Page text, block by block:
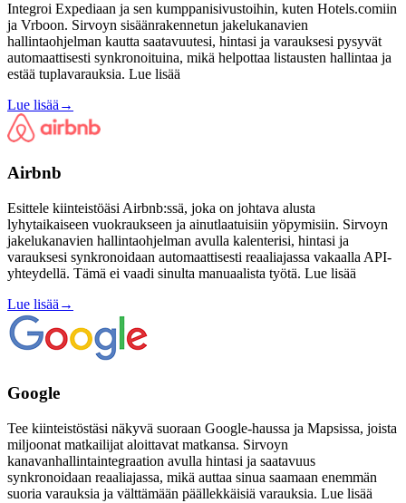
Integroi Expediaan ja sen kumppanisivustoihin, kuten Hotels.comiin
ja Vrboon. Sirvoyn sisäänrakennetun jakelukanavien
hallintaohjelman kautta saatavuutesi, hintasi ja varauksesi pysyvät
automaattisesti synkronoituina, mikä helpottaa listausten hallintaa ja
estää tuplavarauksia. Lue lisää
Lue lisää →
Airbnb
Esittele kiinteistöäsi Airbnb:ssä, joka on johtava alusta
lyhytaikaiseen vuokraukseen ja ainutlaatuisiin yöpymisiin. Sirvoyn
jakelukanavien hallintaohjelman avulla kalenterisi, hintasi ja
varauksesi synkronoidaan automaattisesti reaaliajassa vakaalla API-
yhteydellä. Tämä ei vaadi sinulta manuaalista työtä. Lue lisää
Lue lisää →
Google
Tee kiinteistöstäsi näkyvä suoraan Google-haussa ja Mapsissa, joista
miljoonat matkailijat aloittavat matkansa. Sirvoyn
kanavanhallintaintegraation avulla hintasi ja saatavuus
synkronoidaan reaaliajassa, mikä auttaa sinua saamaan enemmän
suoria varauksia ja välttämään päällekkäisiä varauksia. Lue lisää